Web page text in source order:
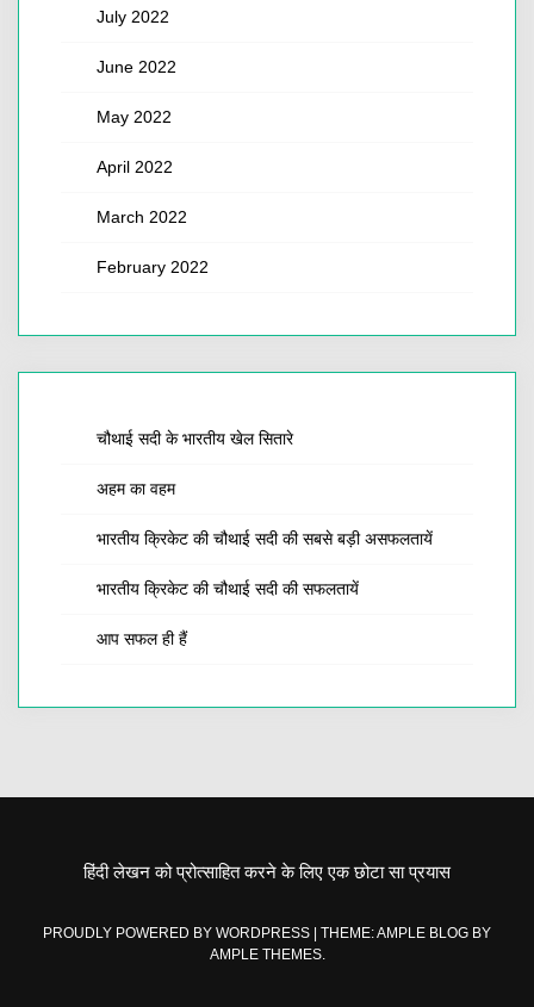
July 2022
June 2022
May 2022
April 2022
March 2022
February 2022
चौथाई सदी के भारतीय खेल सितारे
अहम का वहम
भारतीय क्रिकेट की चौथाई सदी की सबसे बड़ी असफलतायें
भारतीय क्रिकेट की चौथाई सदी की सफलतायें
आप सफल ही हैं
हिंदी लेखन को प्रोत्साहित करने के लिए एक छोटा सा प्रयास
PROUDLY POWERED BY WORDPRESS
THEME: AMPLE BLOG BY
AMPLE THEMES.